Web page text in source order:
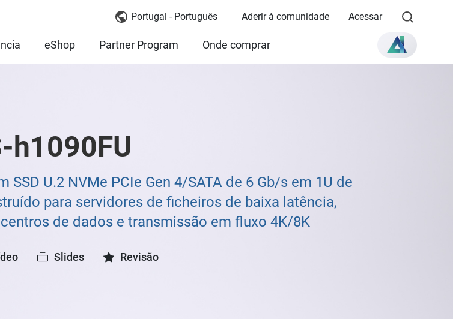
Portugal - Português Aderir à comunidade Acessar
eShop Partner Program Onde comprar
h1090FU
U.2 NVMe PCIe Gen 4/SATA de 6 Gb/s em 1U de
para servidores de ficheiros de baixa latência,
de dados e transmissão em fluxo 4K/8K
Slides Revisão